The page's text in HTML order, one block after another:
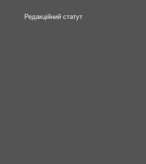
Редакційний статут